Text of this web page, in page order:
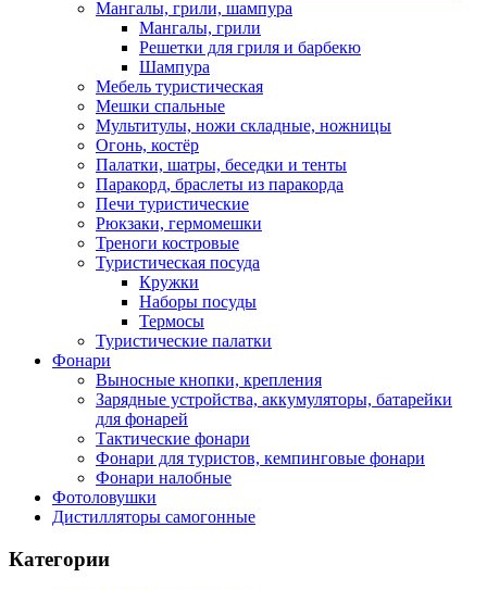
Мангалы, грили, шампура
Мангалы, грили
Решетки для гриля и барбекю
Шампура
Мебель туристическая
Мешки спальные
Мультитулы, ножи складные, ножницы
Огонь, костёр
Палатки, шатры, беседки и тенты
Паракорд, браслеты из паракорда
Печи туристические
Рюкзаки, гермомешки
Треноги костровые
Туристическая посуда
Кружки
Наборы посуды
Термосы
Туристические палатки
Фонари
Выносные кнопки, крепления
Зарядные устройства, аккумуляторы, батарейки
для фонарей
Тактические фонари
Фонари для туристов, кемпинговые фонари
Фонари налобные
Фотоловушки
Дистилляторы самогонные
Категории